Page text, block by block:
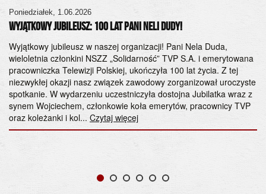
Poniedziałek, 1.06.2026
Wyjątkowy Jubileusz: 100 lat Pani Neli Dudy!
Wyjątkowy jubileusz w naszej organizacji! Pani Nela Duda,
wieloletnia członkini NSZZ „Solidarność” TVP S.A. i emerytowana
pracowniczka Telewizji Polskiej, ukończyła 100 lat życia. Z tej
niezwykłej okazji nasz związek zawodowy zorganizował uroczyste
spotkanie. W wydarzeniu uczestniczyła dostojna Jubilatka wraz z
synem Wojciechem, członkowie koła emerytów, pracownicy TVP
oraz koleżanki i kol... Czytaj więcej